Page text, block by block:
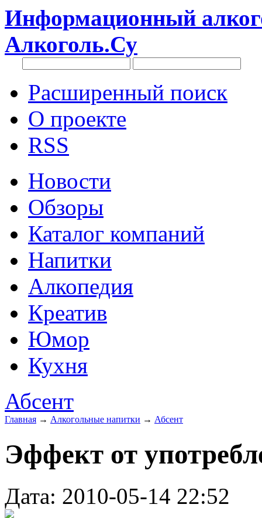
Информационный
Алкоголь.Су
Расширенный поиск
О проекте
RSS
Новости
Обзоры
Каталог компаний
Напитки
Алкопедия
Креатив
Юмор
Кухня
Абсент
Главная → Алкогольные напитки → Абсент
Эффект от
Дата: 2010-05-14 22:52